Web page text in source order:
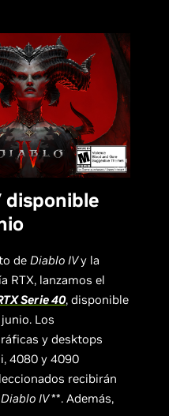
disponible
deDiablo IVy la
RTX, lanzamos el
Serie 40, disponible
Los
y desktops
4080 y 4090
recibirán
Diablo IV**. Además,